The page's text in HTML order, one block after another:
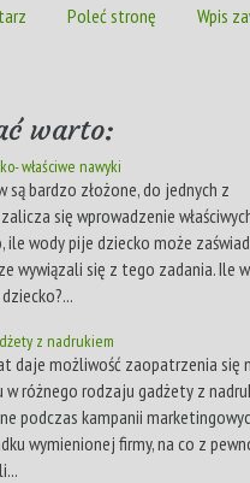
Poleć stronę Wpis
warto:
właściwe nawyki
są bardzo złożone, do jednych z
się wprowadzenie
ile wody pije dziecko może
wywiązali się z tego zadania. Ile
z nadrukiem
daje możliwość zaopatrzenia się
różnego rodzaju gadżety z
podczas kampanii
wymienionej firmy, na co z